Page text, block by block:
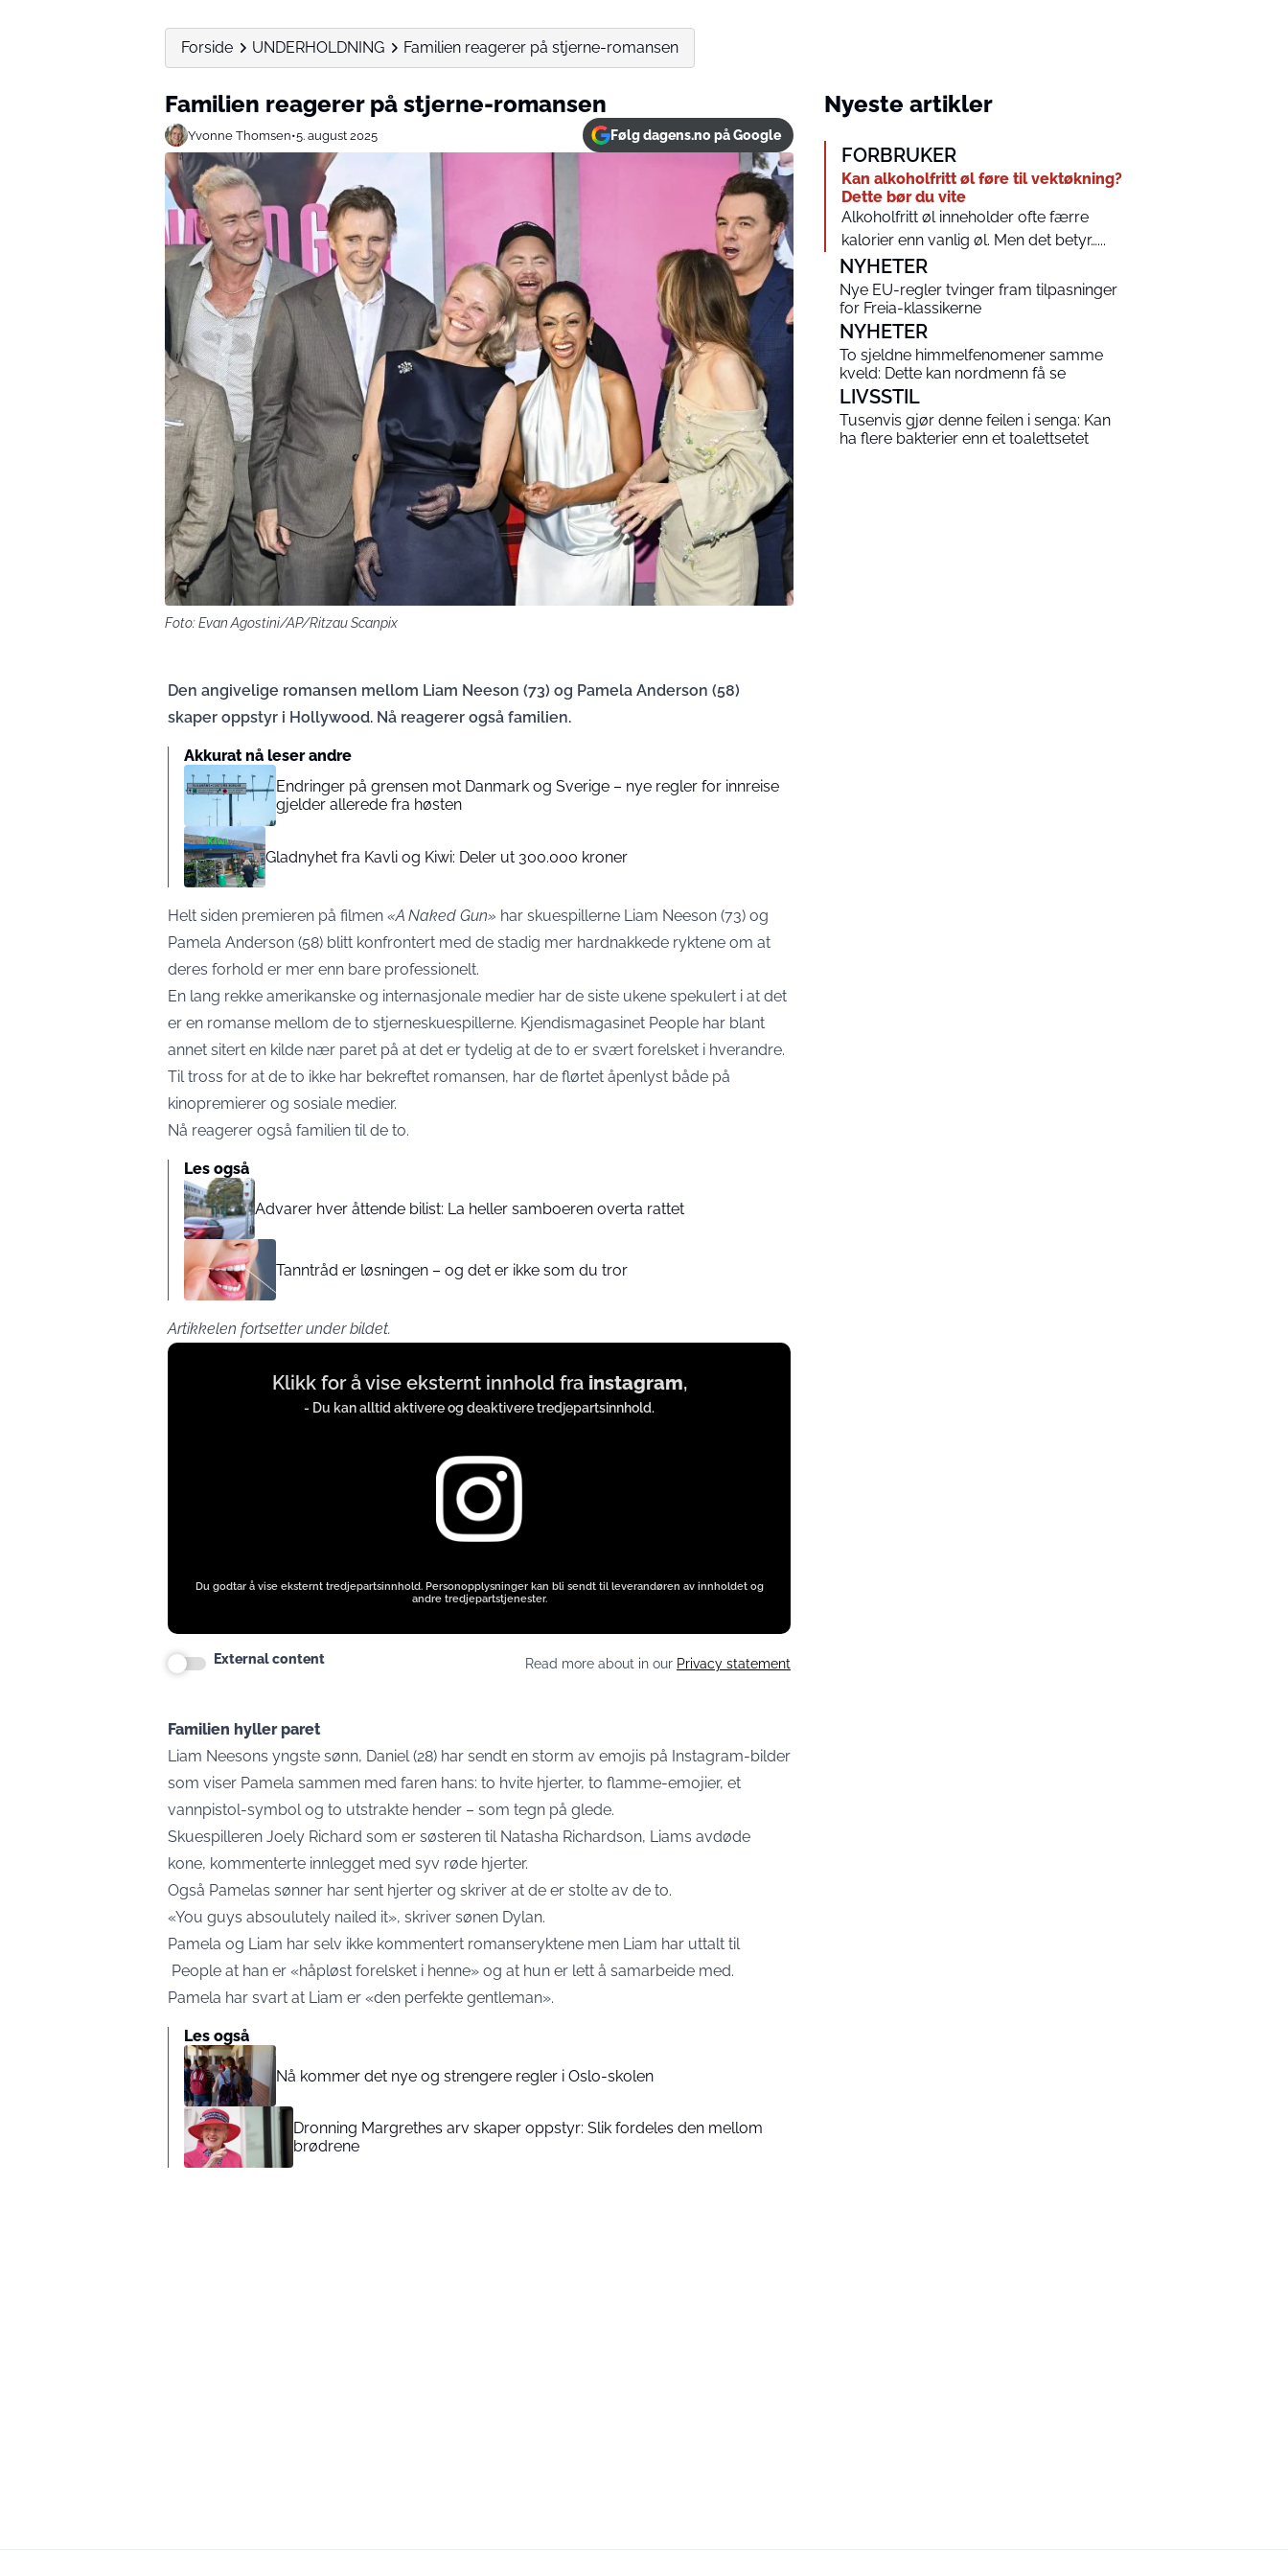
Forside UNDERHOLDNING Familien reagerer på stjerne-romansen
Familien reagerer på stjerne-romansen
Yvonne Thomsen•5. august 2025 Følg dagens.no på Google
Foto: Evan Agostini/AP/Ritzau Scanpix
Den angivelige romansen mellom Liam Neeson (73) og Pamela Anderson (58)
skaper oppstyr i Hollywood. Nå reagerer også familien.
Akkurat nå leser andre
Endringer på grensen mot Danmark og Sverige – nye regler for innreise
gjelder allerede fra høsten
Gladnyhet fra Kavli og Kiwi: Deler ut 300.000 kroner
Helt siden premieren på filmen «A Naked Gun» har skuespillerne Liam Neeson (73) og
Pamela Anderson (58) blitt konfrontert med de stadig mer hardnakkede ryktene om at
deres forhold er mer enn bare professionelt.
En lang rekke amerikanske og internasjonale medier har de siste ukene spekulert i at det
er en romanse mellom de to stjerneskuespillerne. Kjendismagasinet People har blant
annet sitert en kilde nær paret på at det er tydelig at de to er svært forelsket i hverandre.
Til tross for at de to ikke har bekreftet romansen, har de flørtet åpenlyst både på
kinopremierer og sosiale medier.
Nå reagerer også familien til de to.
Les også
Advarer hver åttende bilist: La heller samboeren overta rattet
Tanntråd er løsningen – og det er ikke som du tror
Artikkelen fortsetter under bildet.
Display
Klikk for å vise eksternt innhold fra instagram,
- Du kan alltid aktivere og deaktivere tredjepartsinnhold.
Du godtar å vise eksternt tredjepartsinnhold. Personopplysninger kan bli sendt til leverandøren av innholdet og
andre tredjepartstjenester.
External content Read more about in our Privacy statement
Familien hyller paret
Liam Neesons yngste sønn, Daniel (28) har sendt en storm av emojis på Instagram-bilder
som viser Pamela sammen med faren hans: to hvite hjerter, to flamme-emojier, et
vannpistol-symbol og to utstrakte hender – som tegn på glede.
Skuespilleren Joely Richard som er søsteren til Natasha Richardson, Liams avdøde
kone, kommenterte innlegget med syv røde hjerter.
Også Pamelas sønner har sent hjerter og skriver at de er stolte av de to.
«You guys absoulutely nailed it», skriver sønen Dylan.
Pamela og Liam har selv ikke kommentert romanseryktene men Liam har uttalt til
People at han er «håpløst forelsket i henne» og at hun er lett å samarbeide med.
Pamela har svart at Liam er «den perfekte gentleman».
Les også
Nå kommer det nye og strengere regler i Oslo-skolen
Dronning Margrethes arv skaper oppstyr: Slik fordeles den mellom
brødrene
Nyeste artikler
FORBRUKER
Kan alkoholfritt øl føre til vektøkning?
Dette bør du vite
Alkoholfritt øl inneholder ofte færre
kalorier enn vanlig øl. Men det betyr…...
NYHETER
Nye EU-regler tvinger fram tilpasninger
for Freia-klassikerne
NYHETER
To sjeldne himmelfenomener samme
kveld: Dette kan nordmenn få se
LIVSSTIL
Tusenvis gjør denne feilen i senga: Kan
ha flere bakterier enn et toalettsetet